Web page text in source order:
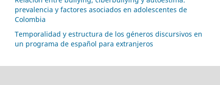
prevalencia y factores asociados en adolescentes de
Colombia
Temporalidad y estructura de los géneros discursivos en
un programa de español para extranjeros